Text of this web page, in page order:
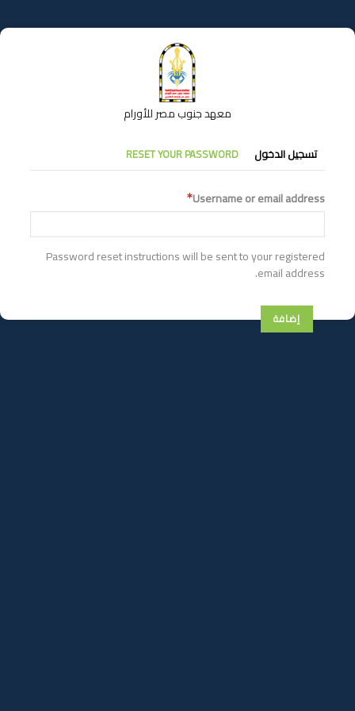
إلى
المحتوى
معهد جنوب مصر للأورام
التبويبات
الأساسية
تسجيل الدخول RESET YOUR PASSWORD
Username or email address
Password reset instructions will be sent to your registered
email address.